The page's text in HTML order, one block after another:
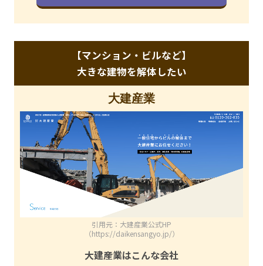
【マンション・ビルなど】
大きな建物を解体したい
大建産業
引用元：大建産業公式HP
（https://daikensangyo.jp/）
大建産業はこんな会社